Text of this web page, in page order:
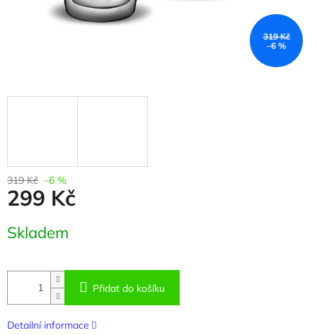
319 Kč
–6 %
319 Kč –6 %
299 Kč
cena:
Skladem
Přidat do košíku
Detailní informace